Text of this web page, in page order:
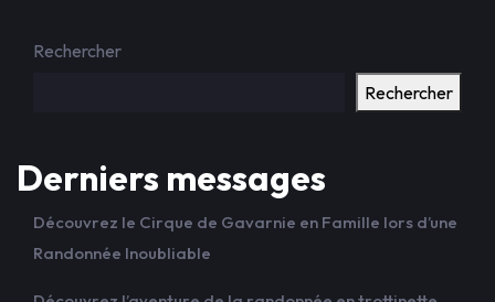
Rechercher
Rechercher
Derniers messages
Découvrez le Cirque de Gavarnie en Famille lors d’une
Randonnée Inoubliable